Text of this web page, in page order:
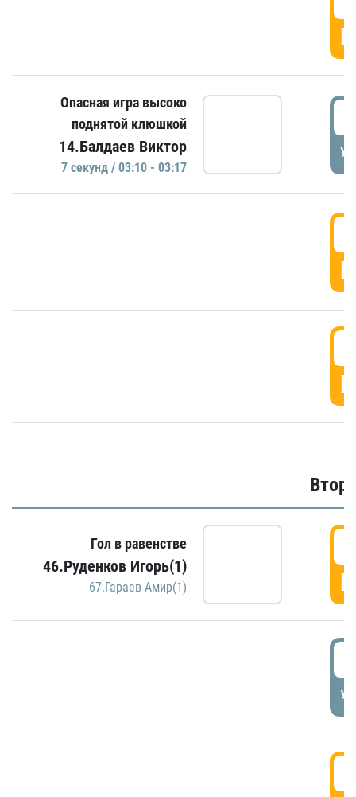
Опасная игра высоко
поднятой клюшкой
14.Балдаев Виктор
7 секунд / 03:10 - 03:17
Гол в равенстве
46.Руденков Игорь(1)
67.Гараев Амир(1)